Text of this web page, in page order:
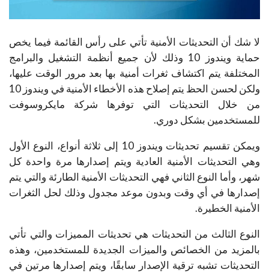
لا شك أن التحديثات الأمنية تأتي على رأس القائمة فيما يخص
حماية ويندوز 10 وذلك لأن جميع أنظمة التشغيل والبرامج
المختلفة يتم اكتشاف ثغرات أمنية بها بعد مرور الوقت عليها،
ولكن لحسن الحظ يتم إصلاح هذه الأخطاء الأمنية في ويندوز 10
من خلال التحديثات التي توفرها شركة مايكروسوفت
للمستخدمين بشكل دوري.
ويمكن تقسيم تحديثات ويندوز 10 إلى ثلاثة أنواع، النوع الأول
وهي التحديثات الأمنية العادية ويتم إصدارها مرة واحدة كل
شهر، وأما النوع الثاني فهي التحديثات الأمنية الطارئة والتي يتم
إصدارها في أي وقت وبدون موعد مجدول وذلك لحل الثغرات
الأمنية الخطيرة.
النوع الثالث من التحديثات هي تحديثات المميزات والتي تأتي
بالمزيد من الخصائص والميزات الجديدة للمستخدمين، وهذه
التحديثات تشبه ترقية الإصدار سابقًا، ويتم إصدارها مرتين في